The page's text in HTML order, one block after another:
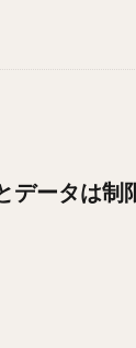
データは